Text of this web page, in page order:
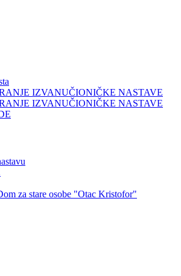
IZVANUČIONIČKE NASTAVE
IZVANUČIONIČKE NASTAVE
za stare osobe "Otac Kristofor"